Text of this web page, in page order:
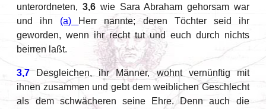
unterordneten,3,6 wie Sara Abraham gehorsam war
und ihn (a) Herr nannte; deren Töchter seid ihr
geworden, wenn ihr recht tut und euch durch nichts
beirren laßt.
3,7Desgleichen, ihr Männer, wohnt vernünftig mit
ihnen zusammen und gebt dem weiblichen Geschlecht
als dem schwächeren seine Ehre. Denn auch die